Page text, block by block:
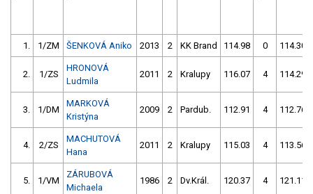
1. 1/ZM ŠENKOVÁ Aniko 2013 2 KK Brand 114.98 0 114.30
2. 1/ZS
HRONOVÁ
Ludmila
2011 2 Kralupy 116.07 4 114.29
3. 1/DM
MARKOVÁ
Kristýna
2009 2 Pardub. 112.91 4 112.76
4. 2/ZS
MACHUTOVÁ
Hana
2011 2 Kralupy 115.03 4 113.56
5. 1/VM
ZÁRUBOVÁ
Michaela
1986 2 Dv.Král. 120.37 4 121.11